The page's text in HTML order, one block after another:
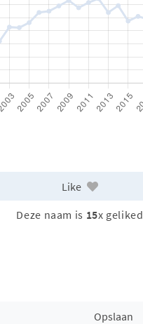
Like
Deze naam is 15x geliked
Opslaan